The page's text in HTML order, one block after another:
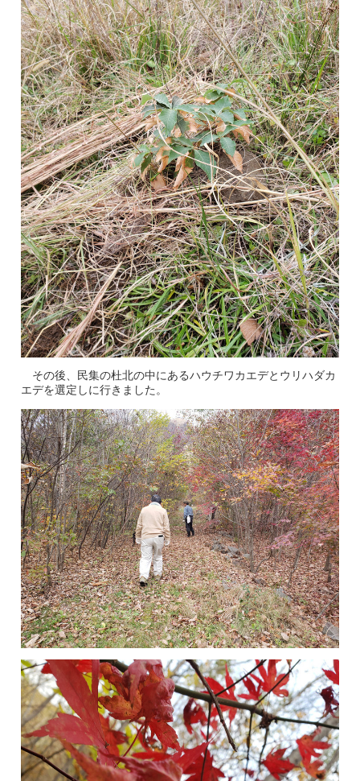
その後、民集の杜北の中にあるハウチワカエデとウリハダカ
エデを選定しに行きました。